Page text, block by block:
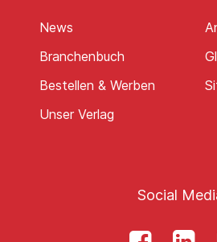
News
Branchenbuch
Bestellen & Werben
Unser Verlag
Social